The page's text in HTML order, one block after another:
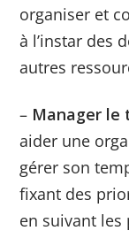
organiser et
à l’instar des
autres
– Manager le
aider une
gérer son
fixant des
en suivant les